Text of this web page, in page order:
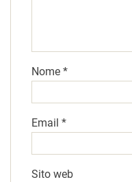
Nome *
Email *
Sito web